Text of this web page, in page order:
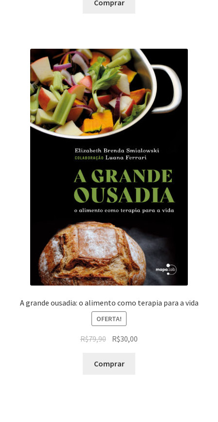
Comprar
A grande ousadia: o alimento como terapia para a vida
OFERTA!
R$79,90 R$30,00
Comprar